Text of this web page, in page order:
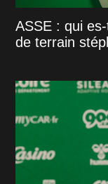
ASSE : qui
de terrain